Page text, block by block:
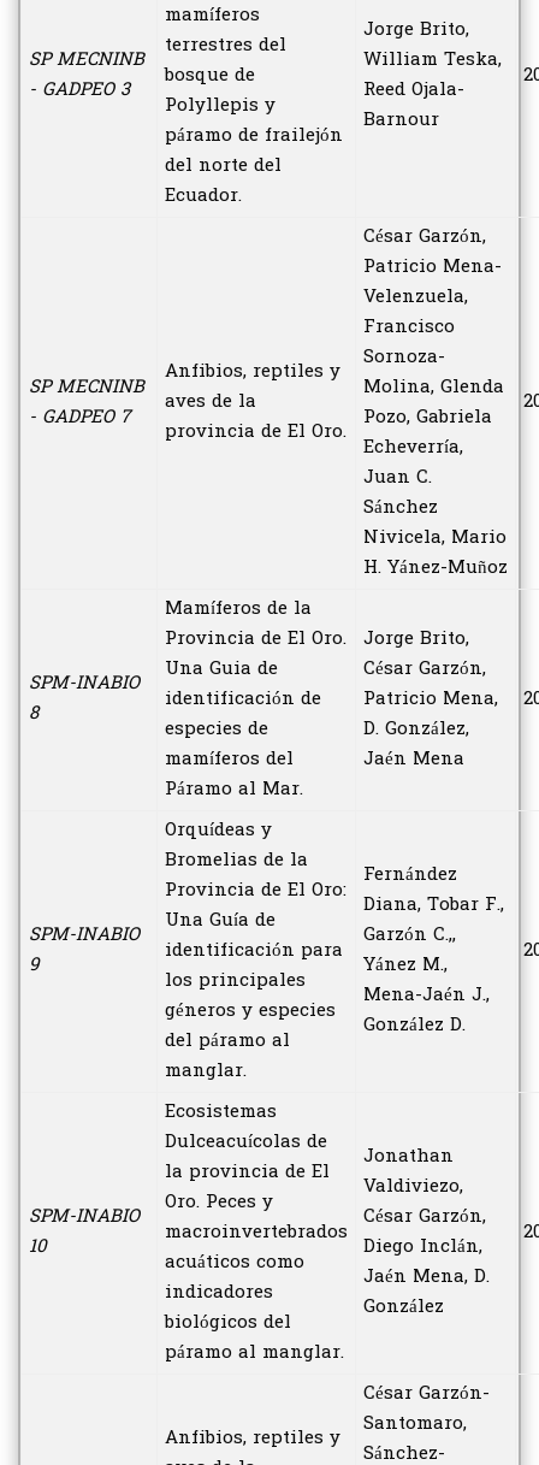
SP MECNINB
- GADPEO 3
mamíferos
terrestres del
bosque de
Polyllepis y
páramo de frailejón
del norte del
Ecuador.
Jorge Brito,
William Teska,
Reed Ojala-
Barnour
SP MECNINB
- GADPEO 7
Anfibios, reptiles y
aves de la
provincia de El Oro.
César Garzón,
Patricio Mena-
Velenzuela,
Francisco
Sornoza-
Molina, Glenda
Pozo, Gabriela
Echeverría,
Juan C.
Sánchez
Nivicela, Mario
H. Yánez-Muñoz
SPM-INABIO
8
Mamíferos de la
Provincia de El Oro.
Una Guia de
identificación de
especies de
mamíferos del
Páramo al Mar.
Jorge Brito,
César Garzón,
Patricio Mena,
D. González,
Jaén Mena
SPM-INABIO
9
Orquídeas y
Bromelias de la
Provincia de El Oro:
Una Guía de
identificación para
los principales
géneros y especies
del páramo al
manglar.
Fernández
Diana, Tobar F.,
Garzón C.,,
Yánez M.,
Mena-Jaén J.,
González D.
SPM-INABIO
10
Ecosistemas
Dulceacuícolas de
la provincia de El
Oro. Peces y
macroinvertebrados
acuáticos como
indicadores
biológicos del
páramo al manglar.
Jonathan
Valdiviezo,
César Garzón,
Diego Inclán,
Jaén Mena, D.
González
Anfibios, reptiles y
César Garzón-
Santomaro,
Sánchez-